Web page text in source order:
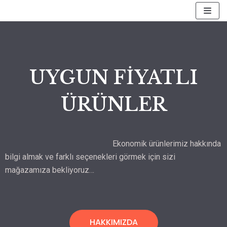
UYGUN FİYATLI
ÜRÜNLER
Ekonomik ürünlerimiz hakkında
bilgi almak ve farklı seçenekleri görmek için sizi
mağazamıza bekliyoruz…
HAKKIMIZDA